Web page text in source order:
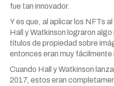
fue tan innovador.
Y es que, al aplicar los NFTs
Hall y Watkinson lograron
títulos de propiedad sobre
entonces eran muy fácilmente
Cuando Hall y Watkinson
2017, estos eran